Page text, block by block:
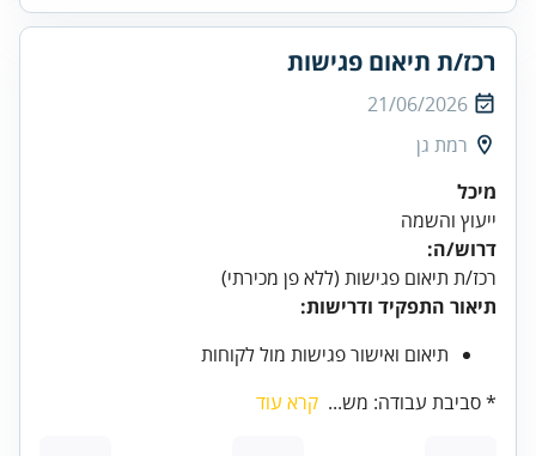
רכז/ת תיאום פגישות
21/06/2026
רמת גן
מיכל
ייעוץ והשמה
דרוש/ה:
רכז/ת תיאום פגישות (ללא פן מכירתי)
תיאור התפקיד ודרישות:
תיאום ואישור פגישות מול לקוחות
* סביבת עבודה: מש... קרא עוד